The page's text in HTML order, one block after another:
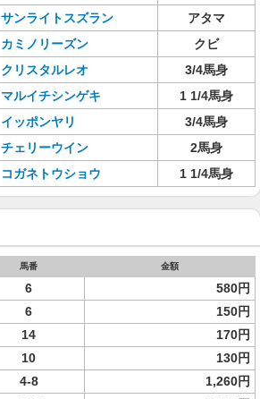
サンライトスズラン
アタマ
カミノリーズン
クビ
クリスタルレオ
3/4馬身
マルイチシンゲキ
1 1/4馬身
イッポンヤリ
3/4馬身
チェリーウイン
2馬身
コガネトウショウ 1 1/4馬身
馬番 金額
6 580円
6
150円
14
170円
10
130円
4-8
1,260円